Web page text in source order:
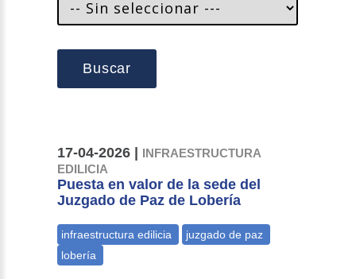
Buscar
17-04-2026 |
INFRAESTRUCTURA
EDILICIA
Puesta en valor de la sede del
Juzgado de Paz de Lobería